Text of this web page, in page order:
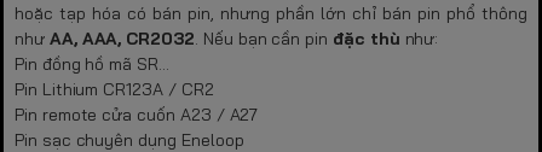
hoặc tạp hóa có bán pin, nhưng phần lớn chỉ bán pin phổ thông
như AA, AAA, CR2032. Nếu bạn cần pin đặc thù như:
Pin đồng hồ mã SR…
Pin Lithium CR123A / CR2
Pin remote cửa cuốn A23 / A27
Pin sạc chuyên dụng Eneloop